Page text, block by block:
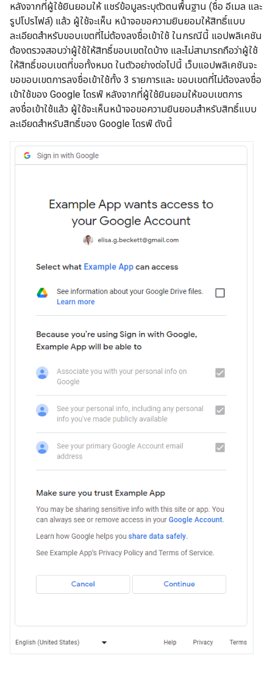
หลังจากที่ผู้ใช้ยินยอมให้ แชร์ข้อมูลระบุตัวตนพื้นฐาน (ชื่อ อีเมล และ
รูปโปรไฟล์) แล้ว ผู้ใช้จะเห็น หน้าจอขอความยินยอมให้สิทธิ์แบบ
ละเอียดสำหรับขอบเขตที่ไม่ต้องลงชื่อเข้าใช้ ในกรณีนี้ แอปพลิเคชัน
ต้องตรวจสอบว่าผู้ใช้ให้สิทธิ์ขอบเขตใดบ้าง และไม่สามารถถือว่าผู้ใช้
ให้สิทธิ์ขอบเขตที่ขอทั้งหมด ในตัวอย่างต่อไปนี้ เว็บแอปพลิเคชันจะ
ขอขอบเขตการลงชื่อเข้าใช้ทั้ง 3 รายการและ ขอบเขตที่ไม่ต้องลงชื่อ
เข้าใช้ของ Google ไดรฟ์ หลังจากที่ผู้ใช้ยินยอมให้ขอบเขตการ
ลงชื่อเข้าใช้แล้ว ผู้ใช้จะเห็นหน้าจอขอความยินยอมสำหรับสิทธิ์แบบ
ละเอียดสำหรับสิทธิ์ของ Google ไดรฟ์ ดังนี้